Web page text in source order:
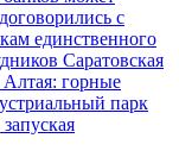
с
единственного
Саратовская
горные
парк